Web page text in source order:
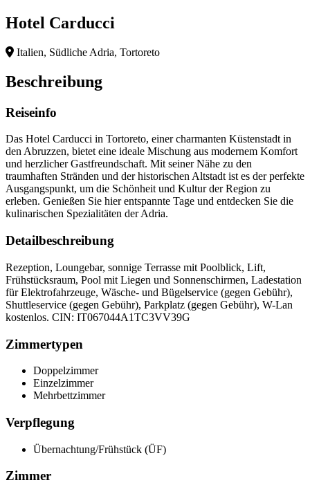
Hotel Carducci
Italien, Südliche Adria, Tortoreto
Beschreibung
Reiseinfo
Das Hotel Carducci in Tortoreto, einer charmanten Küstenstadt in
den Abruzzen, bietet eine ideale Mischung aus modernem Komfort
und herzlicher Gastfreundschaft. Mit seiner Nähe zu den
traumhaften Stränden und der historischen Altstadt ist es der perfekte
Ausgangspunkt, um die Schönheit und Kultur der Region zu
erleben. Genießen Sie hier entspannte Tage und entdecken Sie die
kulinarischen Spezialitäten der Adria.
Detailbeschreibung
Rezeption, Loungebar, sonnige Terrasse mit Poolblick, Lift,
Frühstücksraum, Pool mit Liegen und Sonnenschirmen, Ladestation
für Elektrofahrzeuge, Wäsche- und Bügelservice (gegen Gebühr),
Shuttleservice (gegen Gebühr), Parkplatz (gegen Gebühr), W-Lan
kostenlos. CIN: IT067044A1TC3VV39G
Zimmertypen
Doppelzimmer
Einzelzimmer
Mehrbettzimmer
Verpflegung
Übernachtung/Frühstück (ÜF)
Zimmer